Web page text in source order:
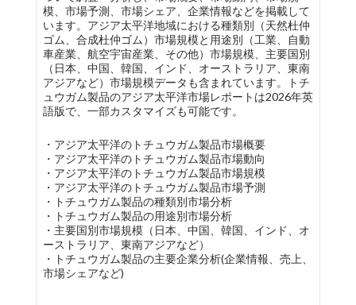
模、市場予測、市場シェア、企業情報などを掲載して
います。アジア太平洋地域における種類別（天然杜仲
ゴム、合成杜仲ゴム）市場規模と用途別（工業、自動
車産業、航空宇宙産業、その他）市場規模、主要国別
（日本、中国、韓国、インド、オーストラリア、東南
アジアなど）市場規模データも含まれています。トチ
ュウガム製品のアジア太平洋市場レポートは2026年英
語版で、一部カスタマイズも可能です。
・アジア太平洋のトチュウガム製品市場概要
・アジア太平洋のトチュウガム製品市場動向
・アジア太平洋のトチュウガム製品市場規模
・アジア太平洋のトチュウガム製品市場予測
・トチュウガム製品の種類別市場分析
・トチュウガム製品の用途別市場分析
・主要国別市場規模（日本、中国、韓国、インド、オ
ーストラリア、東南アジアなど）
・トチュウガム製品の主要企業分析(企業情報、売上、
市場シェアなど)